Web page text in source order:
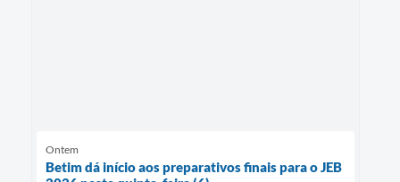
Ontem
Betim dá início aos preparativos finais para o JEB